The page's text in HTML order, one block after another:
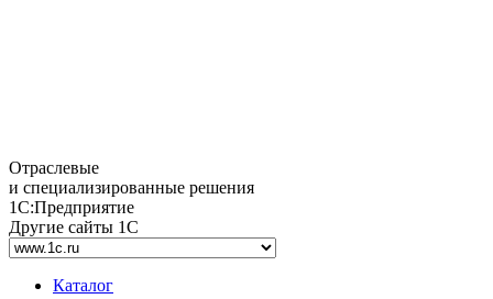
Отраслевые
и специализированные решения
1С:Предприятие
Другие сайты 1С
Каталог